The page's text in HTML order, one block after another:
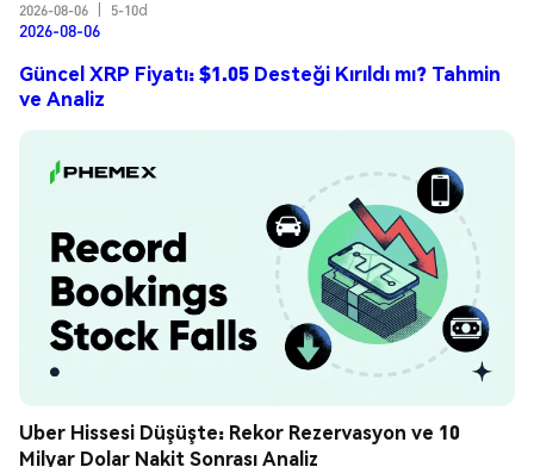
2026-08-06
5-10d
2026-08-06
Güncel XRP Fiyatı: $1.05 Desteği Kırıldı mı? Tahmin
ve Analiz
Uber Hissesi Düşüşte: Rekor Rezervasyon ve 10
Milyar Dolar Nakit Sonrası Analiz